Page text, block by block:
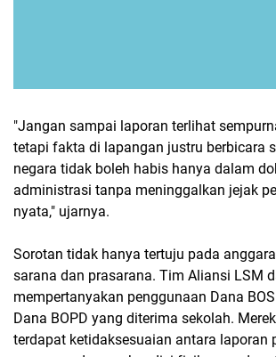
"Jangan sampai laporan terlihat
tetapi fakta di lapangan justru berbicara
negara tidak boleh habis hanya dalam
administrasi tanpa meninggalkan jejak
nyata," ujarnya.
Sorotan tidak hanya tertuju pada
sarana dan prasarana. Tim Aliansi LSM
mempertanyakan penggunaan Dana
Dana BOPD yang diterima sekolah.
terdapat ketidaksesuaian antara laporan